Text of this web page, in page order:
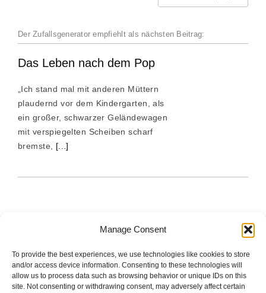
Manage Consent
To provide the best experiences, we use technologies like cookies to store
and/or access device information. Consenting to these technologies will
allow us to process data such as browsing behavior or unique IDs on this
site. Not consenting or withdrawing consent, may adversely affect certain
Der Zufallsgenerator empfiehlt als nächsten Beitrag:
Das Leben nach dem Pop
„Ich stand mal mit anderen Müttern
plaudernd vor dem Kindergarten, als
ein großer, schwarzer Geländewagen
mit verspiegelten Scheiben scharf
bremste,
[...]
The good stuff is on Spotify.